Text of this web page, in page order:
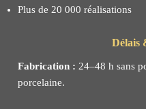
Plus de 20 000 réalisations
Délais
Fabrication : 24–48 h sans
porcelaine.